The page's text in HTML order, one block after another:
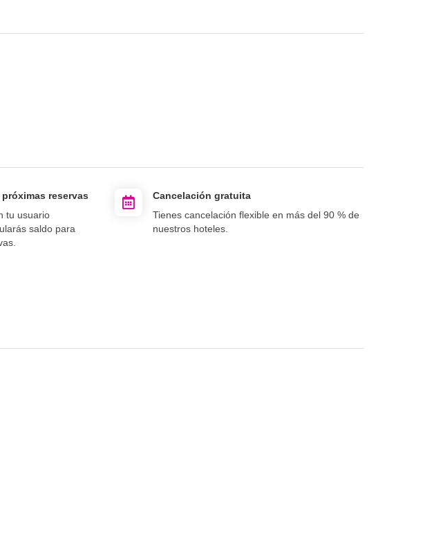
reservas
tu usuario
saldo para
Cancelación gratuita
Tienes cancelación flexible en más del 90 % de
nuestros hoteles.